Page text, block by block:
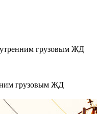
грузовым ЖД
грузовым ЖД